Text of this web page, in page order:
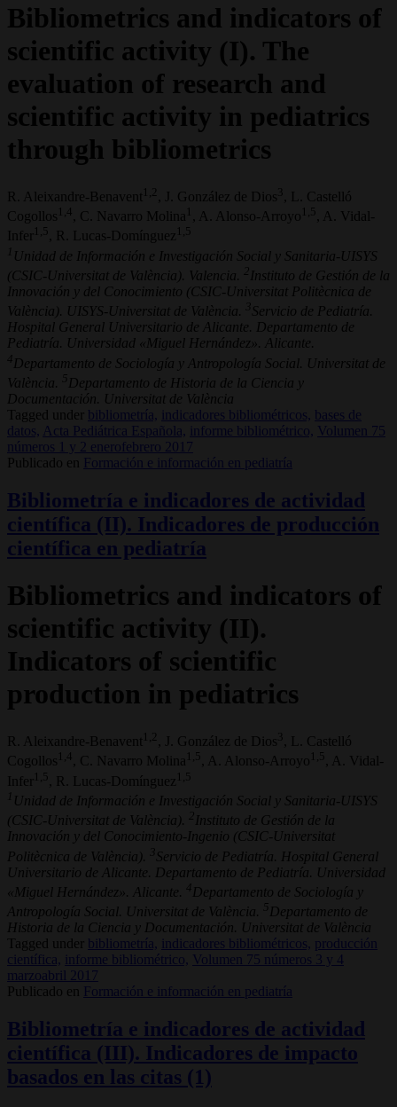
Bibliometrics and indicators of
scientific activity (I). The
evaluation of research and
scientific activity in pediatrics
through bibliometrics
R. Aleixandre-Benavent 1,2 , J. González de Dios 3
, L. Castelló
Cogollos 1,4 , C. Navarro Molina 1 , A. Alonso-Arroyo 1,5
, A. Vidal-
Infer 1,5 , R. Lucas-Domínguez 1,5
1 Unidad de Información e Investigación Social y Sanitaria-UISYS
(CSIC-Universitat de València). Valencia.
2 Instituto de Gestión de la
Innovación y del Conocimiento (CSIC-Universitat Politècnica de
València). UISYS-Universitat de València.
3 Servicio de Pediatría.
Hospital General Universitario de Alicante. Departamento de
Pediatría. Universidad «Miguel Hernández». Alicante.
4 Departamento de Sociología y Antropología Social. Universitat de
València. 5 Departamento de Historia de la Ciencia y
Documentación. Universitat de València
Tagged under
bibliometría, indicadores bibliométricos, bases de
datos,
Acta Pediátrica Española, informe bibliométrico,
Volumen 75
números 1 y 2 enerofebrero 2017
Publicado en
Formación e información en pediatría
Bibliometría e indicadores de actividad
científica (II). Indicadores de producción
científica en pediatría
Bibliometrics and indicators of
scientific activity (II).
Indicators of scientific
production in pediatrics
R. Aleixandre-Benavent 1,2 , J. González de Dios 3
, L. Castelló
Cogollos 1,4 , C. Navarro Molina 1,5 , A. Alonso-Arroyo 1,5 , A. Vidal-
Infer 1,5 , R. Lucas-Domínguez 1,5
1 Unidad de Información e Investigación Social y Sanitaria-UISYS
(CSIC-Universitat de València). 2 Instituto de Gestión de la
Innovación y del Conocimiento-Ingenio (CSIC-Universitat
Politècnica de València).
3 Servicio de Pediatría. Hospital General
Universitario de Alicante. Departamento de Pediatría. Universidad
«Miguel Hernández». Alicante.
4 Departamento de Sociología y
Antropología Social. Universitat de València. 5 Departamento de
Historia de la Ciencia y Documentación. Universitat de València
Tagged under
bibliometría, indicadores bibliométricos, producción
científica, informe bibliométrico, Volumen 75 números 3 y 4
marzoabril 2017
Publicado en
Formación e información en pediatría
Bibliometría e indicadores de actividad
científica (III). Indicadores de impacto
basados en las citas (1)